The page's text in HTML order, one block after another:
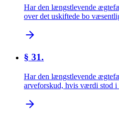
Har den længstlevende
over det uskiftede bo
§ 31.
Har den længstlevende
arveforskud, hvis værdi stod i